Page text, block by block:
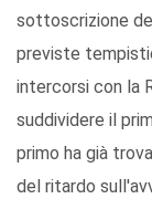
sottoscrizione
previste
intercorsi con la
suddividere il
primo ha già
del ritardo